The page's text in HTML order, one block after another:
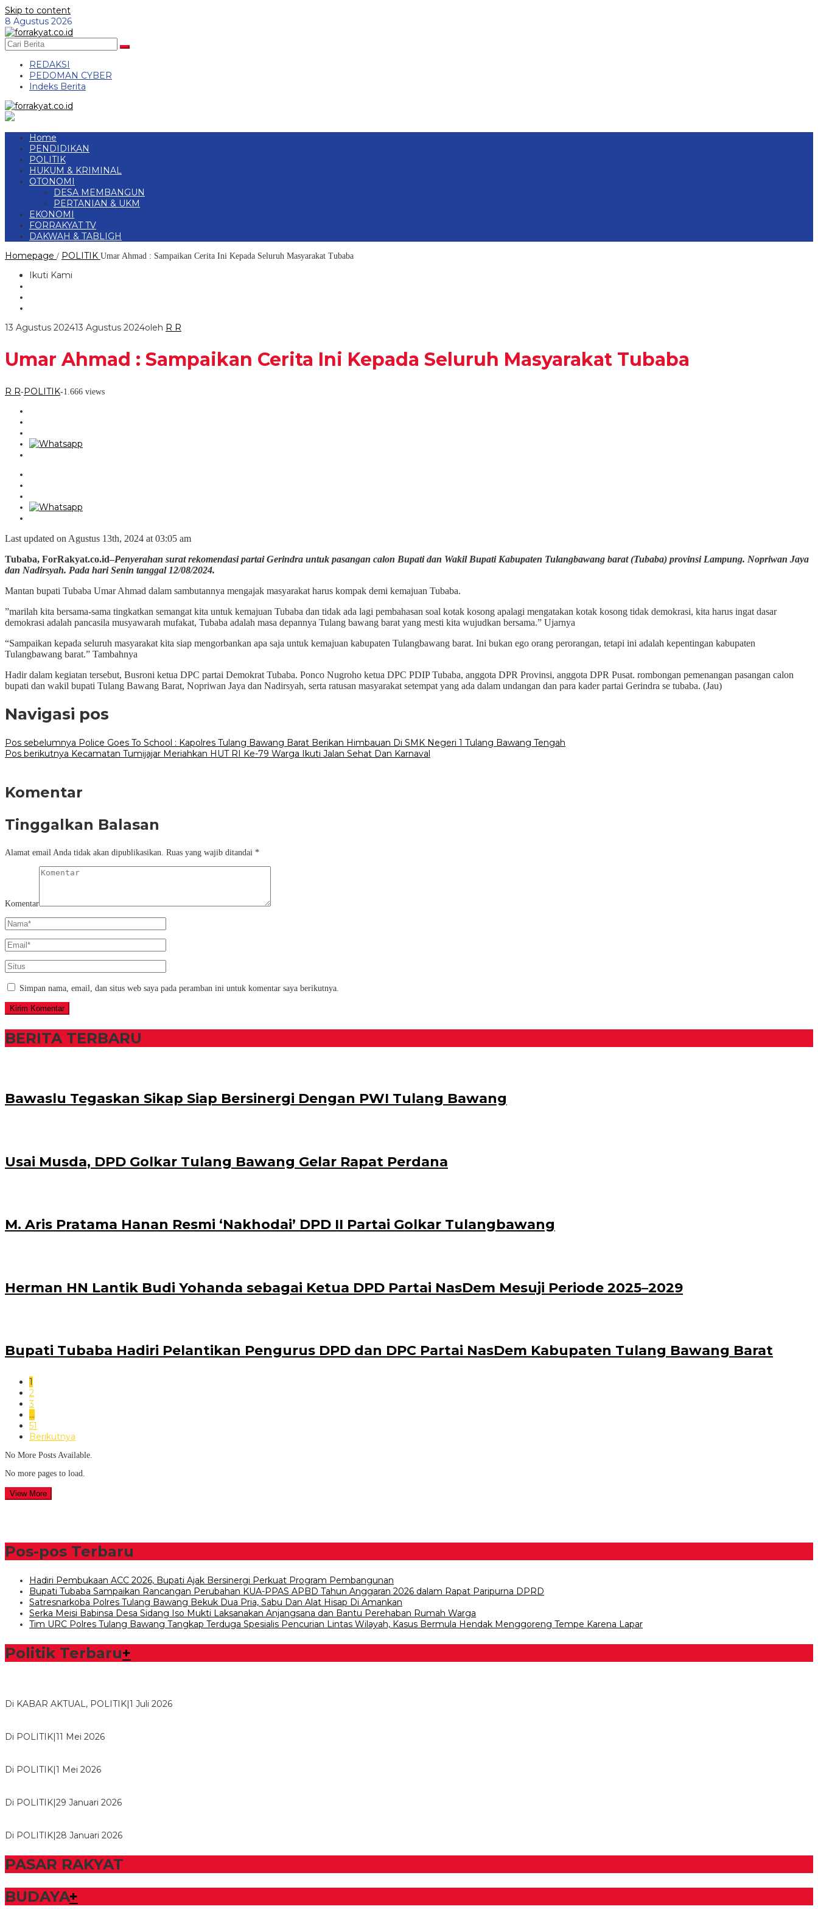
Skip to content
8 Agustus 2026
REDAKSI
PEDOMAN CYBER
Indeks Berita
Home
PENDIDIKAN
POLITIK
HUKUM & KRIMINAL
OTONOMI
DESA MEMBANGUN
PERTANIAN & UKM
EKONOMI
FORRAKYAT TV
DAKWAH & TABLIGH
Homepage / POLITIK Umar Ahmad : Sampaikan Cerita Ini Kepada Seluruh Masyarakat Tubaba
Ikuti Kami
13 Agustus 202413 Agustus 2024oleh R R
Umar Ahmad : Sampaikan Cerita Ini Kepada Seluruh Masyarakat Tubaba
R R-POLITIK-1.666 views
Last updated on Agustus 13th, 2024 at 03:05 am
Tubaba, ForRakyat.co.id–Penyerahan surat rekomendasi partai Gerindra untuk pasangan calon Bupati dan Wakil Bupati Kabupaten Tulangbawang barat (Tubaba) provinsi Lampung. Nopriwan Jaya
dan Nadirsyah. Pada hari Senin tanggal 12/08/2024.
Mantan bupati Tubaba Umar Ahmad dalam sambutannya mengajak masyarakat harus kompak demi kemajuan Tubaba.
”marilah kita bersama-sama tingkatkan semangat kita untuk kemajuan Tubaba dan tidak ada lagi pembahasan soal kotak kosong apalagi mengatakan kotak kosong tidak demokrasi, kita harus ingat dasar
demokrasi adalah pancasila musyawarah mufakat, Tubaba adalah masa depannya Tulang bawang barat yang mesti kita wujudkan bersama.” Ujarnya
“Sampaikan kepada seluruh masyarakat kita siap mengorbankan apa saja untuk kemajuan kabupaten Tulangbawang barat. Ini bukan ego orang perorangan, tetapi ini adalah kepentingan kabupaten
Tulangbawang barat.” Tambahnya
Hadir dalam kegiatan tersebut, Busroni ketua DPC partai Demokrat Tubaba. Ponco Nugroho ketua DPC PDIP Tubaba, anggota DPR Provinsi, anggota DPR Pusat. rombongan pemenangan pasangan calon
bupati dan wakil bupati Tulang Bawang Barat, Nopriwan Jaya dan Nadirsyah, serta ratusan masyarakat setempat yang ada dalam undangan dan para kader partai Gerindra se tubaba. (Jau)
Navigasi pos
Pos sebelumnya Police Goes To School : Kapolres Tulang Bawang Barat Berikan Himbauan Di SMK Negeri 1 Tulang Bawang Tengah
Pos berikutnya Kecamatan Tumijajar Meriahkan HUT RI Ke-79 Warga Ikuti Jalan Sehat Dan Karnaval
Komentar
Tinggalkan Balasan
Alamat email Anda tidak akan dipublikasikan. Ruas yang wajib ditandai *
Komentar
Simpan nama, email, dan situs web saya pada peramban ini untuk komentar saya berikutnya.
BERITA TERBARU
Bawaslu Tegaskan Sikap Siap Bersinergi Dengan PWI Tulang Bawang
Usai Musda, DPD Golkar Tulang Bawang Gelar Rapat Perdana
M. Aris Pratama Hanan Resmi ‘Nakhodai’ DPD II Partai Golkar Tulangbawang
Herman HN Lantik Budi Yohanda sebagai Ketua DPD Partai NasDem Mesuji Periode 2025–2029
Bupati Tubaba Hadiri Pelantikan Pengurus DPD dan DPC Partai NasDem Kabupaten Tulang Bawang Barat
1
2
3
…
51
Berikutnya
No More Posts Available.
No more pages to load.
View More
Pos-pos Terbaru
Hadiri Pembukaan ACC 2026, Bupati Ajak Bersinergi Perkuat Program Pembangunan
Bupati Tubaba Sampaikan Rancangan Perubahan KUA-PPAS APBD Tahun Anggaran 2026 dalam Rapat Paripurna DPRD
Satresnarkoba Polres Tulang Bawang Bekuk Dua Pria, Sabu Dan Alat Hisap Di Amankan
Serka Meisi Babinsa Desa Sidang Iso Mukti Laksanakan Anjangsana dan Bantu Perehaban Rumah Warga
Tim URC Polres Tulang Bawang Tangkap Terduga Spesialis Pencurian Lintas Wilayah, Kasus Bermula Hendak Menggoreng Tempe Karena Lapar
Politik Terbaru+
Di KABAR AKTUAL, POLITIK 1 Juli 2026
Di POLITIK 11 Mei 2026
Di POLITIK 1 Mei 2026
Di POLITIK 29 Januari 2026
Di POLITIK 28 Januari 2026
PASAR RAKYAT
BUDAYA+